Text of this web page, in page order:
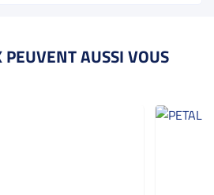
PEUVENT AUSSI VOUS